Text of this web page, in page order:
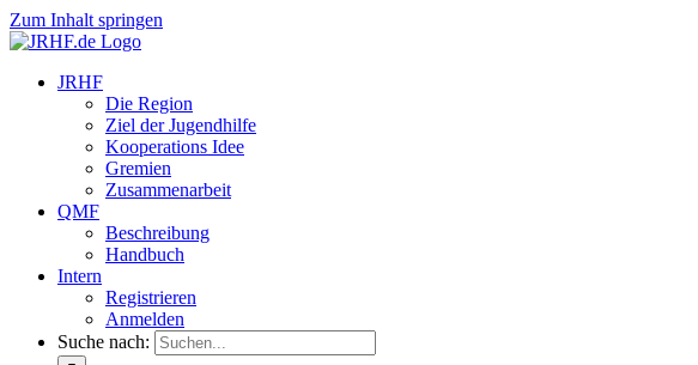
Zum Inhalt springen
JRHF
Die Region
Ziel der Jugendhilfe
Kooperations Idee
Gremien
Zusammenarbeit
QMF
Beschreibung
Handbuch
Intern
Registrieren
Anmelden
Suche nach: